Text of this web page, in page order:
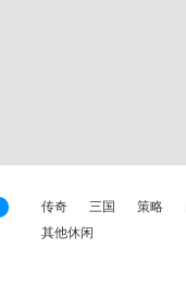
传奇 三国 策略
其他休闲